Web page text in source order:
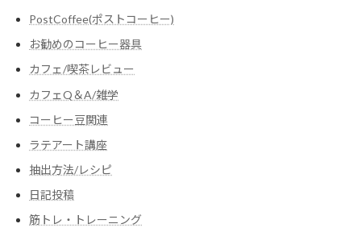
PostCoffee(ポストコーヒー)
お勧めのコーヒー器具
カフェ/喫茶レビュー
カフェQ＆A/雑学
コーヒー豆関連
ラテアート講座
抽出方法/レシピ
日記投稿
筋トレ・トレーニング